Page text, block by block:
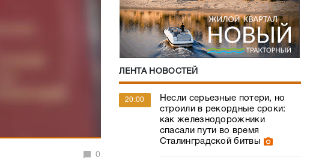
0
ЛЕНТА НОВОСТЕЙ
20:00
Несли серьезные потери, но
строили в рекордные сроки:
как железнодорожники
спасали пути во время
Сталинградской битвы